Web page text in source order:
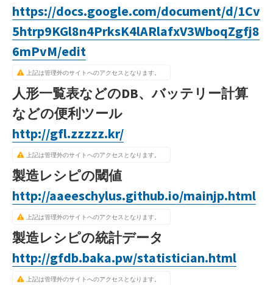
https://docs.google.com/document/d/1Cv
5htrp9KGl8n4PrksK4lARlafxV3WboqZgfj8
6mPvM/edit
上記は管理外のサイトへのアクセスとなります。
人形一覧表などのDB、バッテリー計算
などの便利ツール
http://gfl.zzzzz.kr/
上記は管理外のサイトへのアクセスとなります。
製造レシピの閾値
http://aaeeschylus.github.io/mainjp.html
上記は管理外のサイトへのアクセスとなります。
製造レシピの統計データ
http://gfdb.baka.pw/statistician.html
上記は管理外のサイトへのアクセスとなります。